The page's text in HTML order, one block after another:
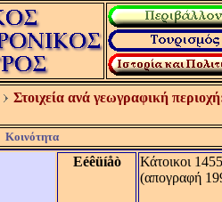
Στοιχεία ανά γεωγραφική
Κοινότητα
Eéêüíåò
Κάτοικοι
(απογραφή